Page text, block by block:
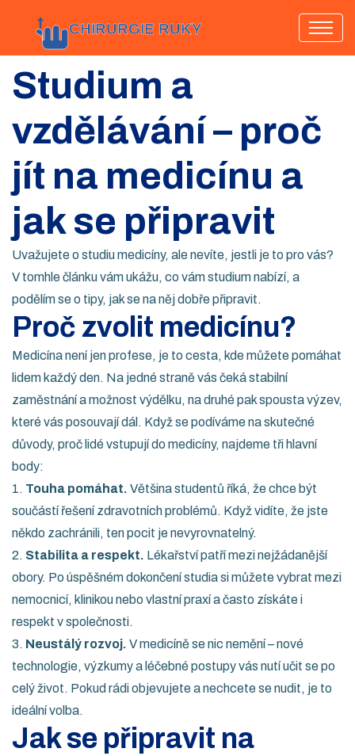
Studium a
vzdělávání – proč
jít na medicínu a
jak se připravit
Uvažujete o studiu medicíny, ale nevíte, jestli je to pro vás?
V tomhle článku vám ukážu, co vám studium nabízí, a
podělím se o tipy, jak se na něj dobře připravit.
Proč zvolit medicínu?
Medicína není jen profese, je to cesta, kde můžete pomáhat
lidem každý den. Na jedné straně vás čeká stabilní
zaměstnání a možnost výdělku, na druhé pak spousta výzev,
které vás posouvají dál. Když se podíváme na skutečné
důvody, proč lidé vstupují do medicíny, najdeme tři hlavní
body:
1. Touha pomáhat. Většina studentů říká, že chce být
součástí řešení zdravotních problémů. Když vidíte, že jste
někdo zachránili, ten pocit je nevyrovnatelný.
2. Stabilita a respekt. Lékařství patří mezi nejžádanější
obory. Po úspěšném dokončení studia si můžete vybrat mezi
nemocnicí, klinikou nebo vlastní praxí a často získáte i
respekt v společnosti.
3. Neustálý rozvoj. V medicíně se nic nemění – nové
technologie, výzkumy a léčebné postupy vás nutí učit se po
celý život. Pokud rádi objevujete a nechcete se nudit, je to
ideální volba.
Jak se připravit na